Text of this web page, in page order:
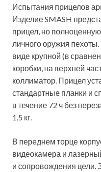
Испытания прицелов
Изделие SMASH
прицел, но
личного оружия
виде крупной (в
коробки, на верхней
коллиматор. Прицел
стандартные планки и
в течение 72 ч без
1,5 кг.
В переднем торце
видеокамера и
и сопровождения цели.